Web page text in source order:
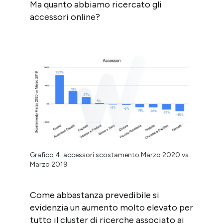
Ma quanto abbiamo ricercato gli
accessori online?
Grafico 4: accessori scostamento Marzo 2020 vs.
Marzo 2019
Come abbastanza prevedibile si
evidenzia un aumento molto elevato per
tutto il cluster di ricerche associato ai